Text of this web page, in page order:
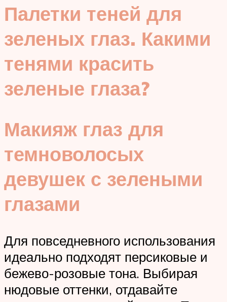
Палетки теней для
зеленых глаз. Какими
тенями красить
зеленые глаза?
Макияж глаз для
темноволосых
девушек с зелеными
глазами
Для повседневного использования
идеально подходят персиковые и
бежево-розовые тона. Выбирая
нюдовые оттенки, отдавайте